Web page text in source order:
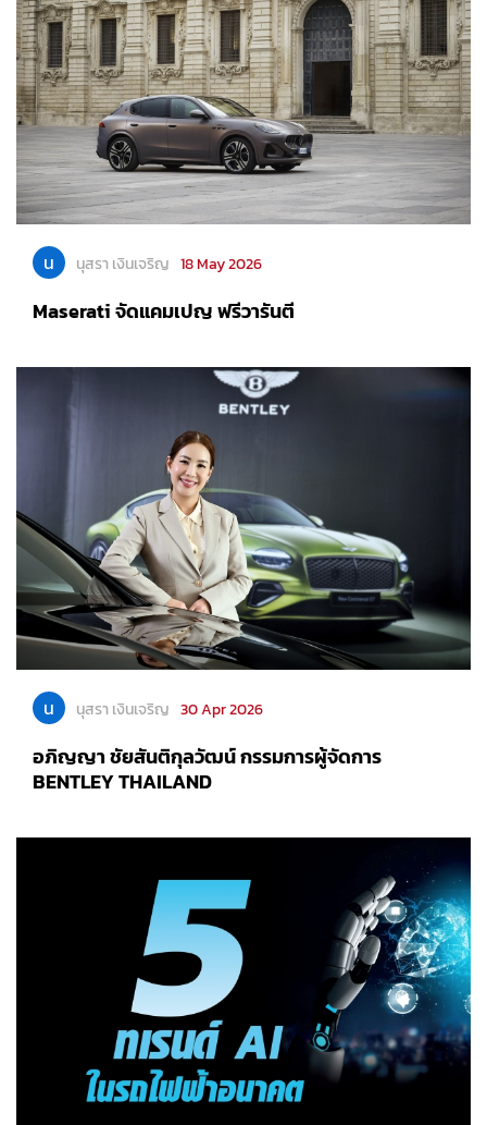
น นุสรา เงินเจริญ 18 May 2026
Maserati จัดแคมเปญ ฟรีวารันตี
น นุสรา เงินเจริญ 30 Apr 2026
อภิญญา ชัยสันติกุลวัฒน์ กรรมการผู้จัดการ
BENTLEY THAILAND